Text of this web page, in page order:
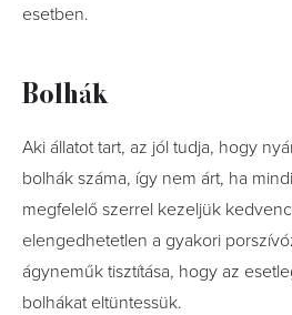
esetben.
Bolhák
Aki állatot tart, az jól tudja, hogy
bolhák száma, így nem árt, ha
megfelelő szerrel kezeljük
elengedhetetlen a gyakori
ágyneműk tisztítása, hogy az
bolhákat eltüntessük.